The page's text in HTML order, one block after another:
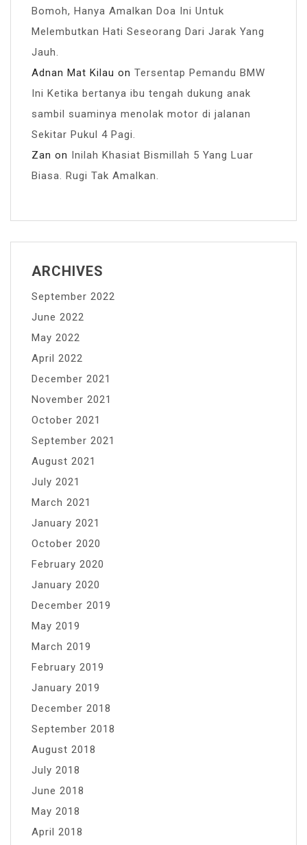
Bomoh, Hanya Amalkan Doa Ini Untuk
Melembutkan Hati Seseorang Dari Jarak Yang
Jauh.
Adnan Mat Kilau on Tersentap Pemandu BMW
Ini Ketika bertanya ibu tengah dukung anak
sambil suaminya menolak motor di jalanan
Sekitar Pukul 4 Pagi.
Zan on Inilah Khasiat Bismillah 5 Yang Luar
Biasa. Rugi Tak Amalkan.
ARCHIVES
September 2022
June 2022
May 2022
April 2022
December 2021
November 2021
October 2021
September 2021
August 2021
July 2021
March 2021
January 2021
October 2020
February 2020
January 2020
December 2019
May 2019
March 2019
February 2019
January 2019
December 2018
September 2018
August 2018
July 2018
June 2018
May 2018
April 2018